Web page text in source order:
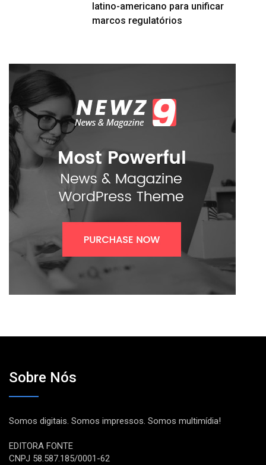
latino-americano para unificar
marcos regulatórios
Sobre Nós
Somos digitais. Somos impressos. Somos multimídia!
EDITORA FONTE
CNPJ 58.587.185/0001-62